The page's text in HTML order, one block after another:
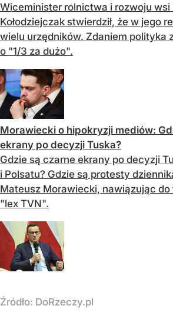
Wiceminister rolnictwa i rozwoju wsi
Kołodziejczak stwierdził, że w jego
wielu urzędników. Zdaniem polityka
o "1/3 za dużo".
Morawiecki o hipokryzji mediów:
ekrany po decyzji Tuska?
Gdzie są czarne ekrany po decyzji
i Polsatu? Gdzie są protesty
Mateusz Morawiecki, nawiązując
"lex TVN".
Źródło: DoRzeczy.pl